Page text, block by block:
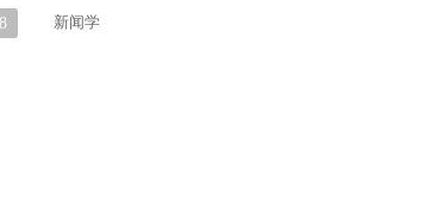
8 新闻学